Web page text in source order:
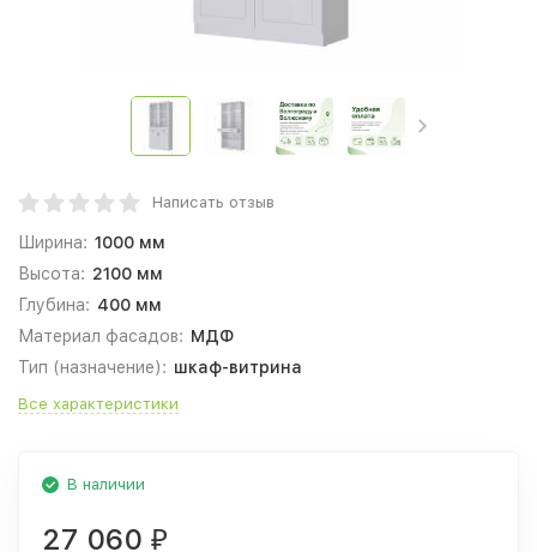
Написать отзыв
Ширина: 1000 мм
Высота: 2100 мм
Глубина: 400 мм
Материал фасадов: МДФ
Тип (назначение): шкаф-витрина
Все характеристики
В наличии
27 060 ₽